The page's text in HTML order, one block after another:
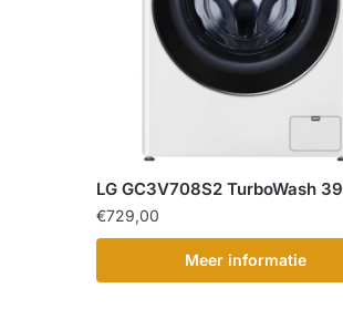
LG GC3V708S2 TurboWash 39
€729,00
Meer informatie